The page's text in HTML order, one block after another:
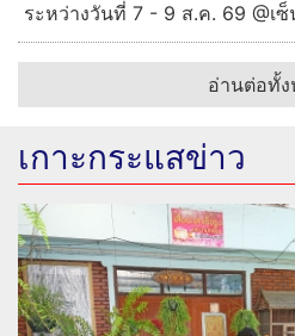
ระหว่างวันที่ 7 - 9 ส.ค. 69 @เ
อ่านต่อทั้
เกาะกระแสข่าว